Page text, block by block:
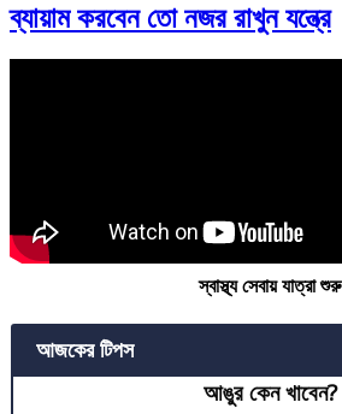
ব্যায়াম করবেন তো নজর রাখুন যন্ত্রে
স্বাস্থ্য সেবায় যাত্রা শুরু
আজকের টিপস
আঙুর কেন খাবেন?